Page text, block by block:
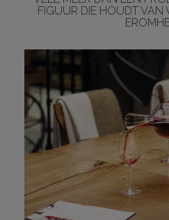
IN
FIGUUR DIE HOUDT VAN